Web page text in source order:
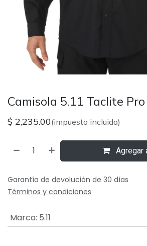
Camisola 5.11 Taclite
$ 2,235.00(impuesto incluido)
Agregar
Garantía de devolución de 30 días
Términos y condiciones
Marca: 5.11